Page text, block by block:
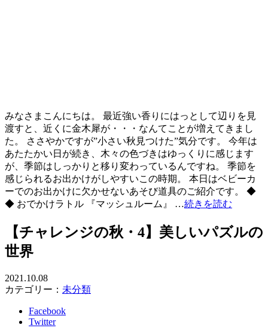
みなさまこんにちは。 最近強い香りにはっとして辺りを見
渡すと、近くに金木犀が・・・なんてことが増えてきまし
た。 ささやかですが”小さい秋見つけた”気分です。 今年は
あたたかい日が続き、木々の色づきはゆっくりに感じます
が、季節はしっかりと移り変わっているんですね。 季節を
感じられるお出かけがしやすいこの時期。 本日はベビーカ
ーでのお出かけに欠かせないあそび道具のご紹介です。 ◆
◆ おでかけラトル 『マッシュルーム』 …続きを読む
【チャレンジの秋・4】美しいパズルの
世界
2021.10.08
カテゴリー： 未分類
Facebook
Twitter